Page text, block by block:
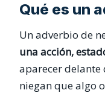
Qué es un
Un adverbio de
una acción,
aparecer delante
niegan que algo